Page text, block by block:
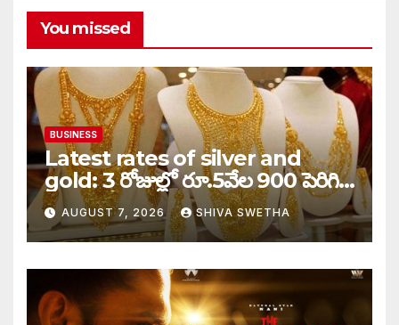
You missed
BUSINESS
Latest rates of silver and
gold: 3 రోజుల్లో రూ.5వేల 900 పెరిగిన
తులం గోల్డ్…
AUGUST 7, 2026 SHIVA SWETHA